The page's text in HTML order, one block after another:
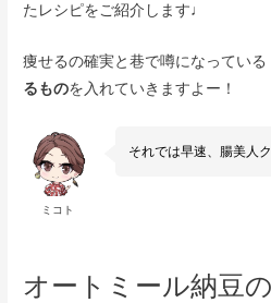
たレシピをご紹介します♩
痩せるの確実と巷で噂になっている
るものを入れていきますよー！
ミコト
それでは早速、腸美人
オートミール納豆